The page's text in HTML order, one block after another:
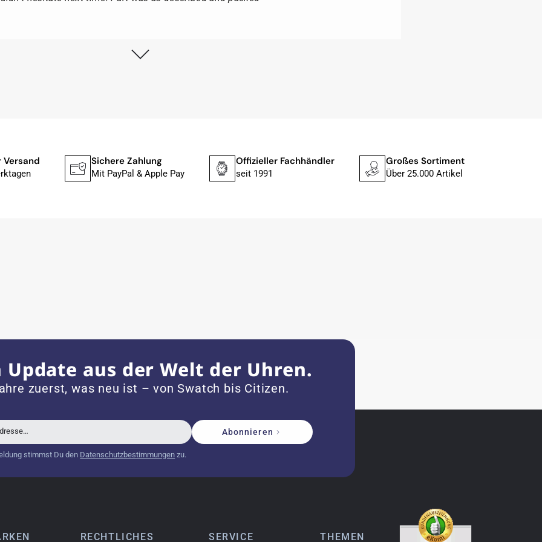
Arbeit und tollen Service extrem weiter empfehlen.
neuer Batterie und korrekt eingestellter Uhrzeit an,
Jahr 1996 ist
Uhr. Vielen Dank :-)
from 2003 is really a time capsule! Very satisfied to find
Versand Sichere Zahlung
Mit PayPal & Apple Pay
Offizieller Fachhändler
seit 1991
Großes Sortiment
Über 25.000 Artikel
Update aus der Welt der Uhren.
zuerst, was neu ist – von Swatch bis Citizen.
Abonnieren
stimmst Du den Datenschutzbestimmungen zu.
RECHTLICHES SERVICE THEMEN